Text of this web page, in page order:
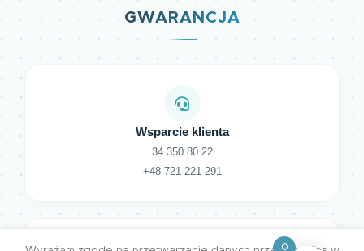
GWARANCJA
Wsparcie klienta
34 350 80 22
+48 721 221 291
0